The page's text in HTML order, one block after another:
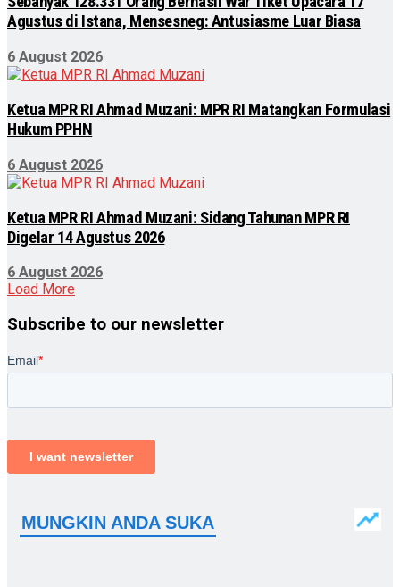
Agustus di Istana, Mensesneg: Antusiasme Luar Biasa
6 August 2026
Ketua MPR RI Ahmad Muzani: MPR RI Matangkan Formulasi
Hukum PPHN
6 August 2026
Ketua MPR RI Ahmad Muzani: Sidang Tahunan MPR RI
Digelar 14 Agustus 2026
6 August 2026
Load More
Subscribe to our newsletter